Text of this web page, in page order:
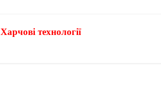
Харчові технології